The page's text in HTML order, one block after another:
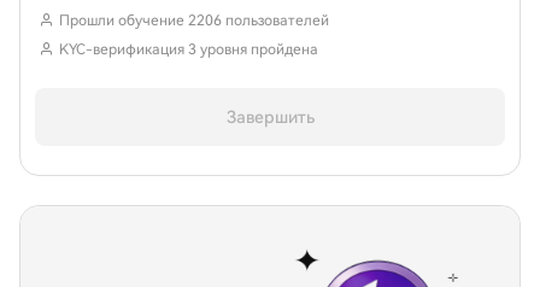
Прошли обучение 2206 пользователей
KYC-верификация 3 уровня пройдена
Завершить